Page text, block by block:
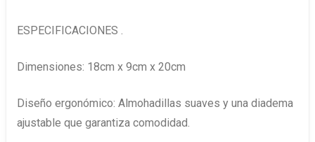
ESPECIFICACIONES .
Dimensiones: 18cm x 9cm x 20cm
Diseño ergonómico: Almohadillas suaves y una diadema
ajustable que garantiza comodidad.